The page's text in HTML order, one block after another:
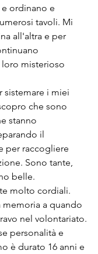
ordinano e
tavoli. Mi
all'altra e per
misterioso
sistemare i miei
che sono
stanno
il
per raccogliere
Sono tante,
belle.
molto cordiali.
a quando
nel volontariato.
personalità e
è durato 16 anni e